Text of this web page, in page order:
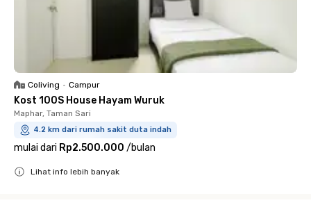
Coliving • Campur
Kost 100S House Hayam Wuruk
Maphar, Taman Sari
4.2 km dari rumah sakit duta indah
mulai dari Rp2.500.000 /bulan
Lihat info lebih banyak